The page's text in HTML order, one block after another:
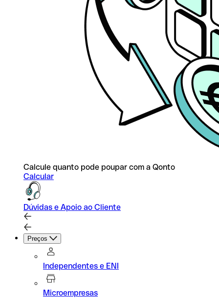
Calcule quanto pode poupar com a Qonto
Calcular
Dúvidas e Apoio ao Cliente
Preços
Independentes e ENI
Microempresas